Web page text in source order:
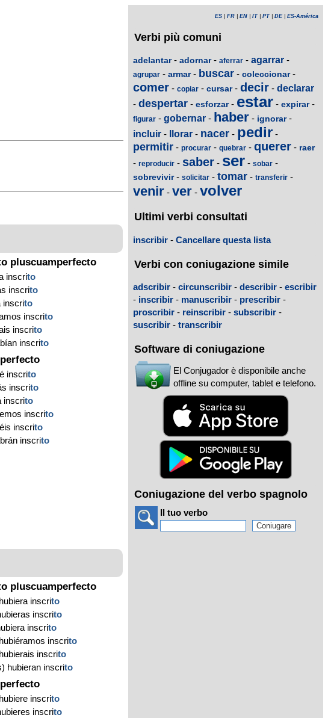
pluscuamperfecto
inscrito
inscrito
inscrito
inscrito
inscrito
inscrito
inscrito
inscrito
inscrito
inscrito
inscrito
inscrito
pluscuamperfecto
inscrito
inscrito
inscrito
inscrito
inscrito
hubieran inscrito
inscrito
inscrito
ES FR EN IT PT DE| ES-América
Verbi più comuni
adelantar- adornar- aferrar - agarrar -
agrupar - armar- buscar - coleccionar-
comer - copiar - cursar- decir - declarar
- despertar - esforzar- estar - expirar-
figurar - gobernar - haber - ignorar-
incluir - llorar - nacer - pedir -
permitir - procurar - quebrar - querer - raer
- reproducir - saber - ser - sobar -
sobrevivir- solicitar - tomar - transferir -
venir - ver - volver
Ultimi verbi consultati
inscribir - Cancellare questa lista
Verbi con coniugazione simile
adscribir - circunscribir - describir - escribir
- inscribir - manuscribir - prescribir -
proscribir - reinscribir - subscribir -
suscribir - transcribir
Software di coniugazione
El Conjugador è disponibile anche
offline su computer, tablet e telefono.
Coniugazione del verbo spagnolo
Il tuo verbo